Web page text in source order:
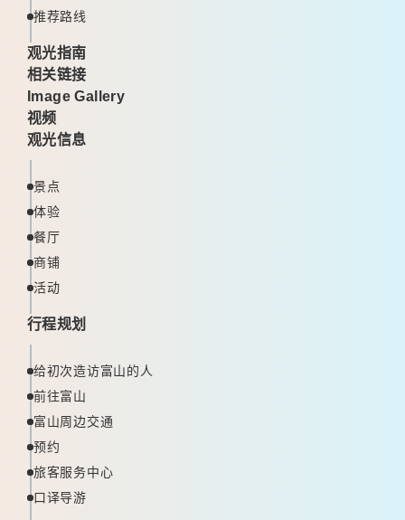
推荐路线
观光指南
相关链接
Image Gallery
视频
观光信息
景点
体验
餐厅
商铺
活动
行程规划
给初次造访富山的人
前往富山
富山周边交通
预约
旅客服务中心
口译导游